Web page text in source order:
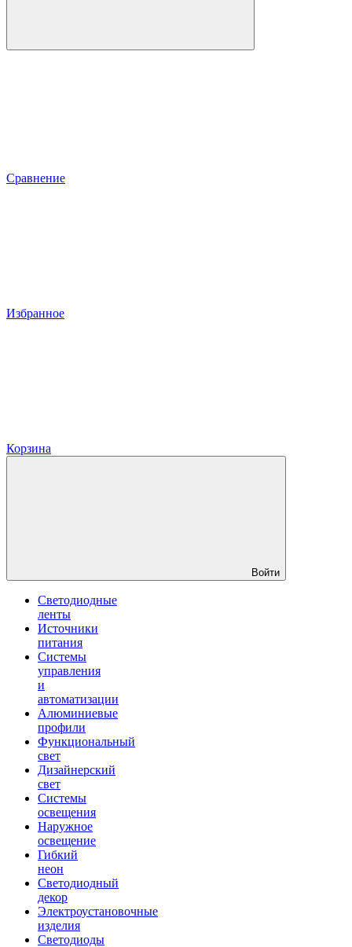
Сравнение
Избранное
Корзина
Войти
Светодиодные
ленты
Источники
питания
Системы
управления
и
автоматизации
Алюминиевые
профили
Функциональный
свет
Дизайнерский
свет
Системы
освещения
Наружное
освещение
Гибкий
неон
Светодиодный
декор
Электроустановочные
изделия
Светодиоды